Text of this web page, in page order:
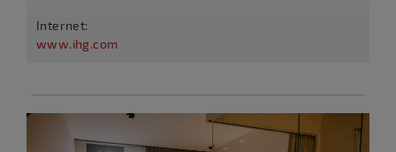
Internet:
www.ihg.com